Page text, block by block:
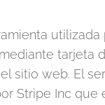
tarjeta
sitio web. El
Stripe Inc que